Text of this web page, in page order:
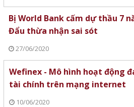
Bị World Bank cấm dự thầu 7
Đẩu thừa nhận sai sót
27/06/2020
Wefinex - Mô hình hoạt động
tài chính trên mạng internet
10/06/2020